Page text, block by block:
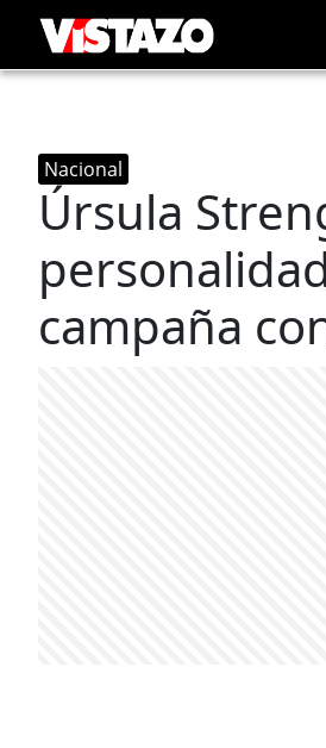
Nacional
Úrsula
campaña